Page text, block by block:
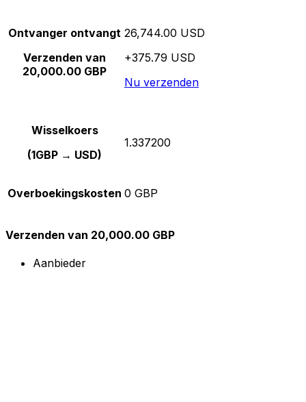
Ontvanger ontvangt
Verzenden van
20,000.00 GBP
26,744.00 USD
+375.79 USD
Nu verzenden
Wisselkoers
(1GBP → USD)
1.337200
Overboekingskosten 0 GBP
Verzenden van 20,000.00 GBP
Aanbieder